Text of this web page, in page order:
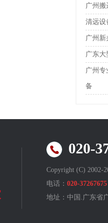
广州搬
清远设
广州新
广东大
广州专
备
020-
Copyright (C) 2002-
电话： 020-37267675
地址：中国.广东省